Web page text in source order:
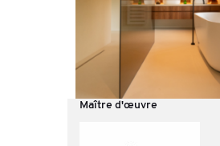
Maître d'œuvre